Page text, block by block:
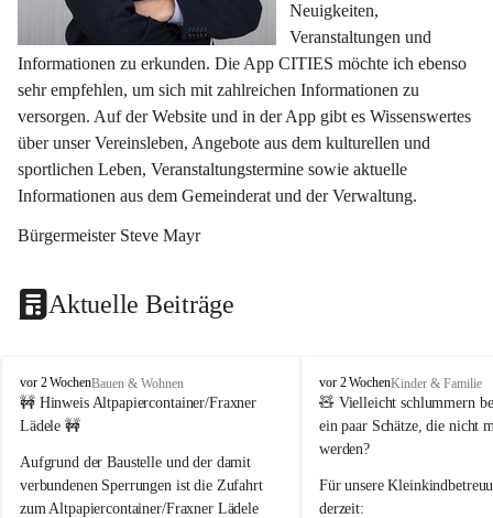
Neuigkeiten,
Veranstaltungen und
Informationen zu erkunden. Die App CITIES möchte ich ebenso
sehr empfehlen, um sich mit zahlreichen Informationen zu
versorgen. Auf der Website und in der App gibt es Wissenswertes
über unser Vereinsleben, Angebote aus dem kulturellen und
sportlichen Leben, Veranstaltungstermine sowie aktuelle
Informationen aus dem Gemeinderat und der Verwaltung.
Bürgermeister Steve Mayr
Aktuelle Beiträge
F
r
a
e
r
n
vor 2 WochenBauen & Wohnen
🚧 Hinweis Altpapiercontainer/Fraxner
Lädele 🚧
Aufgrund der Baustelle und der damit
verbundenen Sperrungen ist die Zufahrt
zum Altpapiercontainer/Fraxner Lädele
F
r
a
x
r
n
vor 2 WochenKinder & Familie
🧸 Vielleicht schlummern
ein paar Schätze, die nicht
werden?
Für unsere
derzeit: